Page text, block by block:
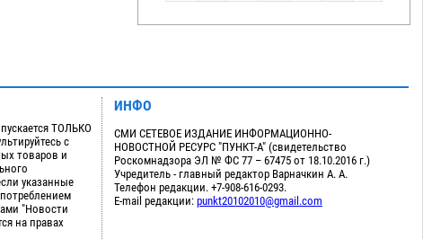
ТОЛЬКО
с
товаров и
указанные
"Новости
на правах
ИНФО
СМИ СЕТЕВОЕ ИЗДАНИЕ ИНФОРМАЦИОННО-
НОВОСТНОЙ РЕСУРС "ПУНКТ-А" (свидетельство
Роскомнадзора ЭЛ № ФС 77 – 67475 от 18.10.2016 г.)
Учредитель - главный редактор Варначкин А. А.
Телефон редакции. +7-908-616-0293.
E-mail редакции: punkt20102010@gmail.com